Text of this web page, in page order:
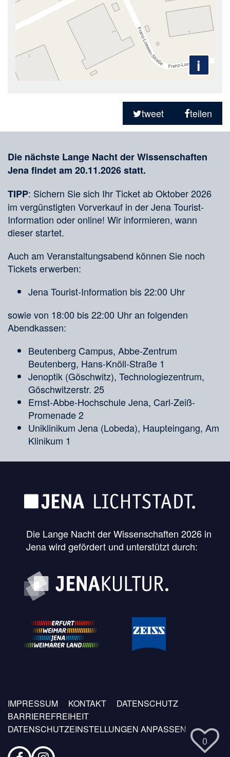
i
tweet
teilen
0
Die nächste Lange Nacht der Wissenschaften
Jena findet am 20.11.2026 statt.
TIPP: Sichern Sie sich Ihr Ticket ab Oktober 2026
im vergünstigten Vorverkauf in der Jena Tourist-
Information oder online! Wir informieren, wann
dieser startet.
Auch am Veranstaltungsabend können Sie noch
Tickets erwerben:
Jena Tourist-Information bis 22:00 Uhr
sowie von 18:00 bis 22:00 Uhr an folgenden
Abendkassen:
Beutenberg Campus, Abbe-Zentrum
Beutenberg, Hans-Knöll-Straße 1
Jenoptik (Göschwitz), Technologiezentrum,
Göschwitzerstr. 25
Ernst-Abbe-Hochschule Jena, Carl-Zeiß-
Promenade 2
Uniklinikum Jena (Lobeda), Haupteingang, Am
Klinikum 1
Die Lange Nacht der Wissenschaften 2026 in
Jena wird gefördert und unterstützt durch:
Fußzeilen
Menü
IMPRESSUM KONTAKT
DATENSCHUTZ
BARRIEREFREIHEIT
DATENSCHUTZEINSTELLUNGEN ANPASSEN